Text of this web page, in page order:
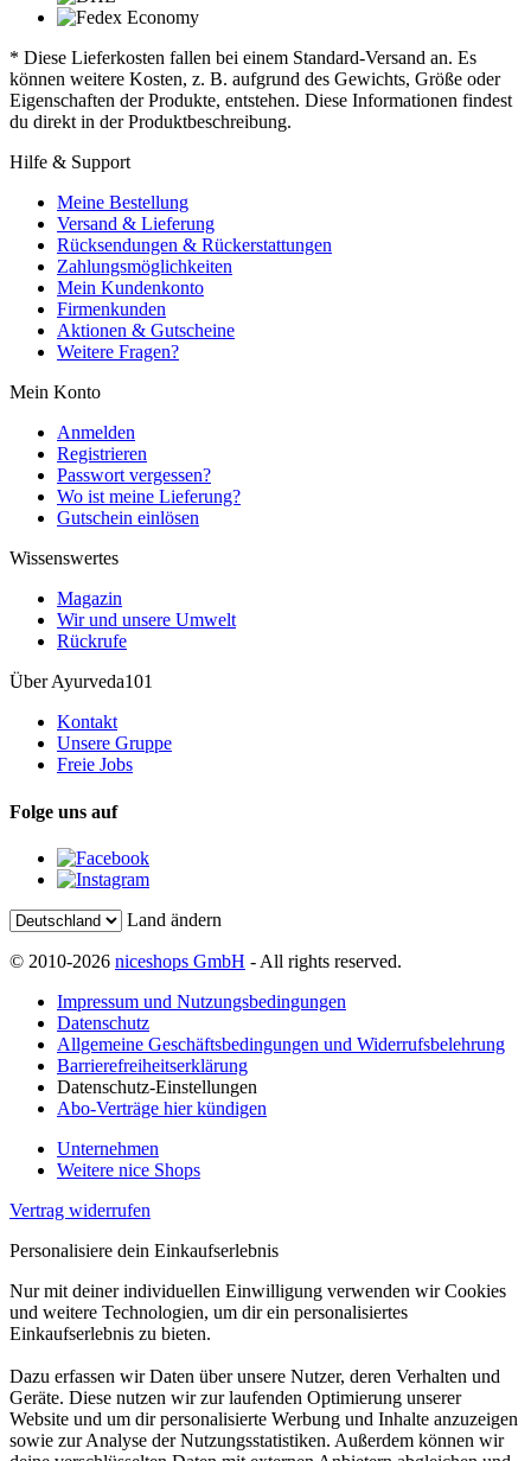
* Diese Lieferkosten fallen bei einem Standard-Versand an. Es
können weitere Kosten, z. B. aufgrund des Gewichts, Größe oder
Eigenschaften der Produkte, entstehen. Diese Informationen findest
du direkt in der Produktbeschreibung.
Hilfe & Support
Meine Bestellung
Versand & Lieferung
Rücksendungen & Rückerstattungen
Zahlungsmöglichkeiten
Mein Kundenkonto
Firmenkunden
Aktionen & Gutscheine
Weitere Fragen?
Mein Konto
Anmelden
Registrieren
Passwort vergessen?
Wo ist meine Lieferung?
Gutschein einlösen
Wissenswertes
Magazin
Wir und unsere Umwelt
Rückrufe
Über Ayurveda101
Kontakt
Unsere Gruppe
Freie Jobs
Folge uns auf
Land ändern
© 2010-2026 niceshops GmbH - All rights reserved.
Impressum und Nutzungsbedingungen
Datenschutz
Allgemeine Geschäftsbedingungen und Widerrufsbelehrung
Barrierefreiheitserklärung
Datenschutz-Einstellungen
Abo-Verträge hier kündigen
Unternehmen
Weitere nice Shops
Vertrag widerrufen
Personalisiere dein Einkaufserlebnis
Nur mit deiner individuellen Einwilligung verwenden wir Cookies
und weitere Technologien, um dir ein personalisiertes
Einkaufserlebnis zu bieten.
Dazu erfassen wir Daten über unsere Nutzer, deren Verhalten und
Geräte. Diese nutzen wir zur laufenden Optimierung unserer
Website und um dir personalisierte Werbung und Inhalte anzuzeigen
sowie zur Analyse der Nutzungsstatistiken. Außerdem können wir